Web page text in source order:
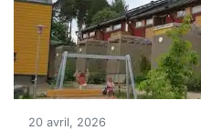
20 avril, 2026